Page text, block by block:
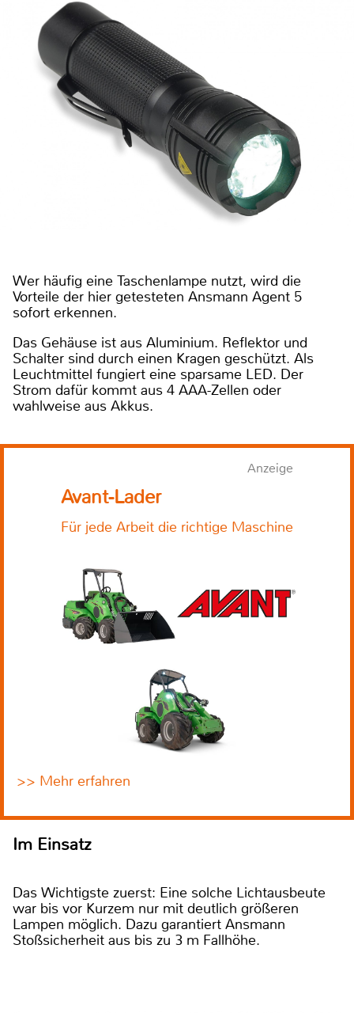
Wer häufig eine Taschenlampe nutzt, wird die
Vorteile der hier getesteten Ansmann Agent 5
sofort erkennen.
Das Gehäuse ist aus Aluminium. Reflektor und
Schalter sind durch einen Kragen geschützt. Als
Leuchtmittel fungiert eine sparsame LED. Der
Strom dafür kommt aus 4 AAA-Zellen oder
wahlweise aus Akkus.
Anzeige
Avant-Lader
Für jede Arbeit die richtige Maschine
>> Mehr erfahren
Im Einsatz
Das Wichtigste zuerst: Eine solche Lichtausbeute
war bis vor Kurzem nur mit deutlich größeren
Lampen möglich. Dazu garantiert Ansmann
Stoßsicherheit aus bis zu 3 m Fallhöhe.